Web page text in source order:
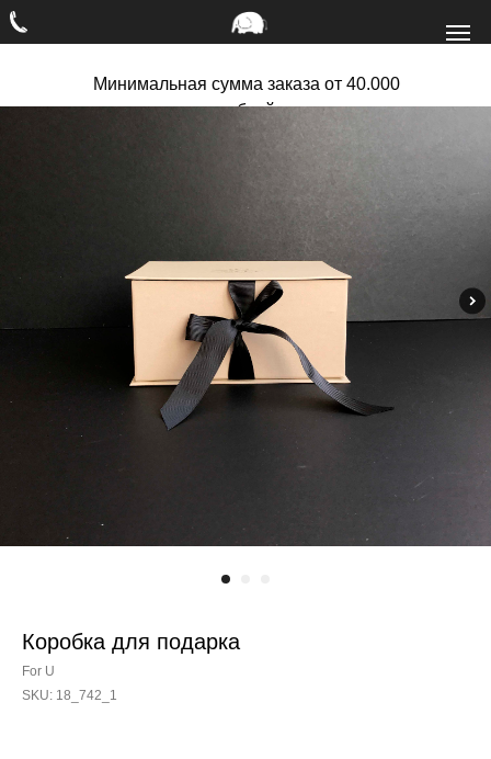
Минимальная сумма заказа от 40.000
рублей
Коробка для подарка
For U
SKU: 18_742_1